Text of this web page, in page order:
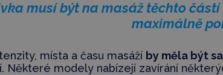
musí být na masáž těchto
maximálně
místa a času masáží by měla být
Některé modely nabízejí zavírání